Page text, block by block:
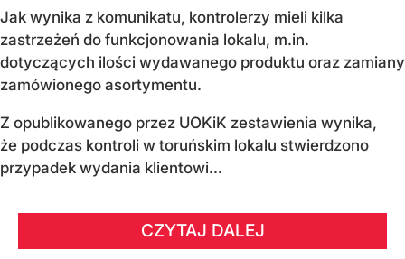
Jak wynika z komunikatu, kontrolerzy mieli kilka
zastrzeżeń do funkcjonowania lokalu, m.in.
dotyczących ilości wydawanego produktu oraz zamiany
zamówionego asortymentu.
Z opublikowanego przez UOKiK zestawienia wynika,
że podczas kontroli w toruńskim lokalu stwierdzono
przypadek wydania klientowi...
CZYTAJ DALEJ